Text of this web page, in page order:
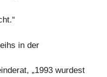
in der
„1993 wurdest